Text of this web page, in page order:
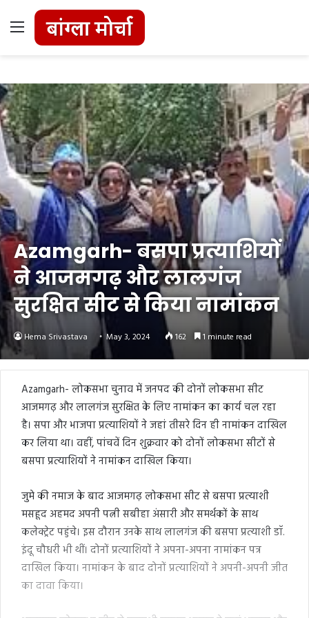
Menu
Azamgarh- बसपा प्रत्याशियों
ने आजमगढ़ और लालगंज
सुरक्षित सीट से किया नामांकन
Hema Srivastava May 3, 2024 162 1 minute read
Azamgarh- लोकसभा चुनाव में जनपद की दोनों लोकसभा सीट
आजमगढ़ और लालगंज सुरक्षित के लिए नामांकन का कार्य चल रहा
है। सपा और भाजपा प्रत्याशियों ने जहां तीसरे दिन ही नामांकन दाखिल
कर लिया था। वहीं, पांचवें दिन शुक्रवार को दोनों लोकसभा सीटों से
बसपा प्रत्याशियों ने नामांकन दाखिल किया।
जुमे की नमाज के बाद आजमगढ़ लोकसभा सीट से बसपा प्रत्याशी
मसहूद अहमद अपनी पत्नी सबीहा अंसारी और समर्थकों के साथ
कलेक्ट्रेट पहुंचे। इस दौरान उनके साथ लालगंज की बसपा प्रत्याशी डाॅ.
इंदू चौधरी भी थीं। दोनों प्रत्याशियों ने अपना-अपना नामांकन पत्र
दाखिल किया। नामांकन के बाद दोनों प्रत्याशियों ने अपनी-अपनी जीत
का दावा किया।